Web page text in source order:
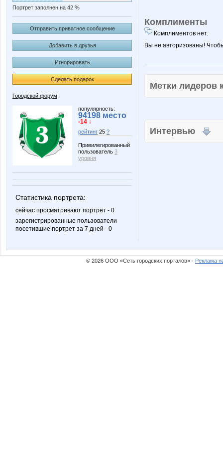
Портрет заполнен на 42 %
Отправить приватное сообщение
Добавить в друзья
Игнорировать
Сделать подарок
Городской форум
популярность:
94198 место
-14 ↓
рейтинг 25 ?
Привилегированный
пользователь 3
уровня
Статистика портрета:
сейчас просматривают портрет - 0
зарегистрированные пользователи
посетившие портрет за 7 дней - 0
Комплименты
Комплиментов нет.
Вы не авторизованы!
Метки
Интервью
© 2026 ООО «Сеть городских порталов» · Реклама